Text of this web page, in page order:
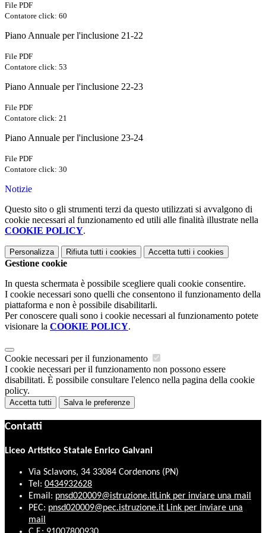
File PDF
Contatore click: 60
Piano Annuale per l'inclusione 21-22
File PDF
Contatore click: 53
Piano Annuale per l'inclusione 22-23
File PDF
Contatore click: 21
Piano Annuale per l'inclusione 23-24
File PDF
Contatore click: 30
Notizie
Questo sito o gli strumenti terzi da questo utilizzati si avvalgono di
cookie necessari al funzionamento ed utili alle finalità illustrate nella
COOKIE POLICY.
Personalizza Rifiuta tutti i cookies Accetta tutti i cookies
Gestione cookie
In questa schermata è possibile scegliere quali cookie consentire.
I cookie necessari sono quelli che consentono il funzionamento della
piattaforma e non è possibile disabilitarli.
Per conoscere quali sono i cookie necessari al funzionamento potete
visionare la COOKIE POLICY.
Cookie necessari per il funzionamento
I cookie necessari per il funzionamento non possono essere
disabilitati. È possibile consultare l'elenco nella pagina della cookie
policy.
Accetta tutti Salva le preferenze
Contatti
Liceo Artistico Statale Enrico Galvani
Via Sclavons, 34 33084 Cordenons (PN)
Tel: 0434932628
Email: pnsd020009@istruzione.itLink per inviare una mail
PEC: pnsd020009@pec.istruzione.it Link per inviare una
mail